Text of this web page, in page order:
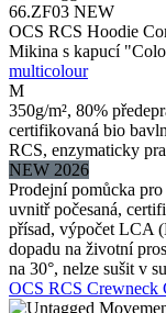
66.ZF03 NEW
OCS RCS Hoodie
Mikina s kapucí
multicolour
M
350g/m², 80%
certifikovaná bio
RCS, enzymaticky
NEW 2026
Prodejní pomůcka
uvnitř počesaná,
přísad, výpočet LCA
dopadu na životní
na 30°, nelze sušit v
OCS RCS Crewneck